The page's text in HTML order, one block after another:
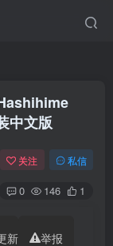
中文版
关注 私信
0 146 1
新 举报